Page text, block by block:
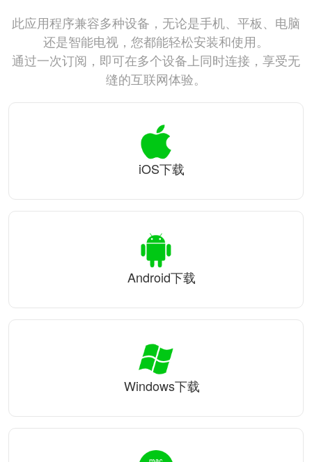
此应用程序兼容多种设备，无论是手机、平板、电脑
还是智能电视，您都能轻松安装和使用。
通过一次订阅，即可在多个设备上同时连接，享受无
缝的互联网体验。
iOS下载
Android下载
Windows下载